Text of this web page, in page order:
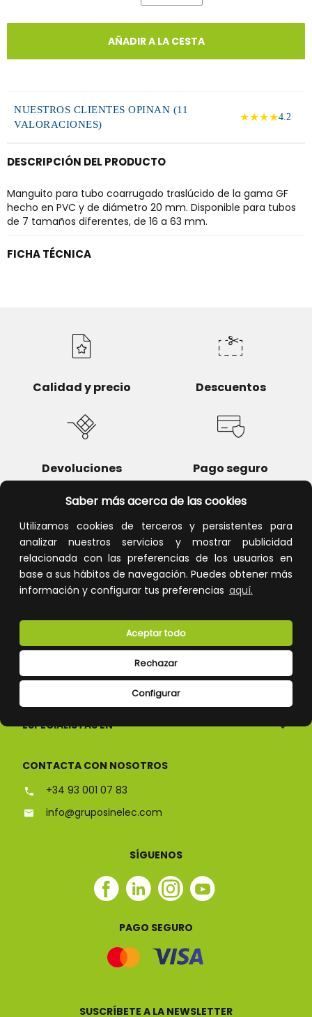
Saber más acerca de las cookies
Utilizamos cookies de terceros y persistentes para
analizar nuestros servicios y mostrar publicidad
relacionada con las preferencias de los usuarios en
base a sus hábitos de navegación. Puedes obtener más
información y configurar tus preferencias aquí.
Configurar
Rechazar
Aceptar todo
AÑADIR A LA CESTA
NUESTROS CLIENTES OPINAN (11
VALORACIONES)
★★★★4.2
DESCRIPCIÓN DEL PRODUCTO
Manguito para tubo coarrugado traslúcido de la gama GF
hecho en PVC y de diámetro 20 mm. Disponible para tubos
de 7 tamaños diferentes, de 16 a 63 mm.
FICHA TÉCNICA
Calidad y precio Descuentos
Devoluciones Pago seguro
Atención al cliente
CONÓCENOS
ESPECIALISTAS EN
CONTACTA CON NOSOTROS
+34 93 001 07 83
info@gruposinelec.com
SÍGUENOS
Facebook
Linkedin
Instagram
Youtube
PAGO SEGURO
SUSCRÍBETE A LA NEWSLETTER